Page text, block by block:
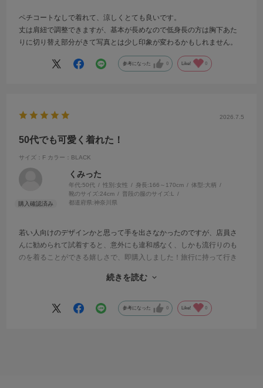
ペチコートなしで着れて、涼しくとても良いです。
丈は肩紐で調整できますが、基本が長めなので低身長の方は胸下あた
りに切り替え部分がきて写真とは少し印象が変わるかもしれません。
参考になった 0 Like! 0
2026.7.5
50代でも可愛く着れた！
サイズ：F カラー：BLACK
くみった
年代:50代 性別:女性 身長:166～170cm 体型:大柄
靴のサイズ:24cm 普段の服のサイズ:L
都道府県:神奈川県
若い人向けのデザインかと思って手を出さなかったのですが、店員さ
んに勧められて試着すると、意外にも違和感なく、しかも流行りのも
のを着ることができる嬉しさで、即購入しました！旅行に持って行き
しました。勧めてくれた店員さんには、素敵な服との出会いにお礼を
続きを読む
参考になった 0 Like! 0